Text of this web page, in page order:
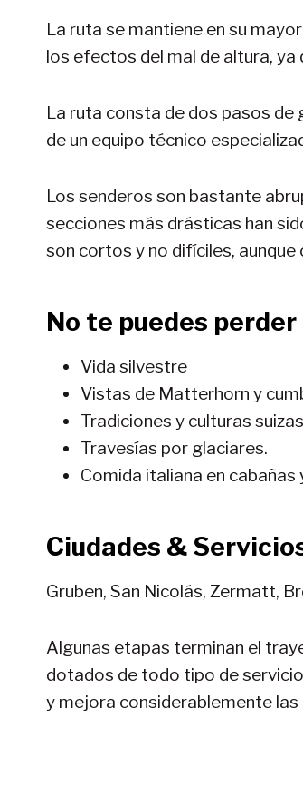
La ruta se mantiene en su
los efectos del mal de altura,
La ruta consta de dos pasos de
de un equipo técnico
Los senderos son bastante
secciones más drásticas han
son cortos y no difíciles, aunque
No te puedes perder
Vida silvestre
Vistas de Matterhorn y
Tradiciones y culturas
Travesías por glaciares.
Comida italiana en cabañas
Ciudades &
Gruben, San Nicolás, Zermatt,
Algunas etapas terminan el
dotados de todo tipo de
y mejora considerablemente